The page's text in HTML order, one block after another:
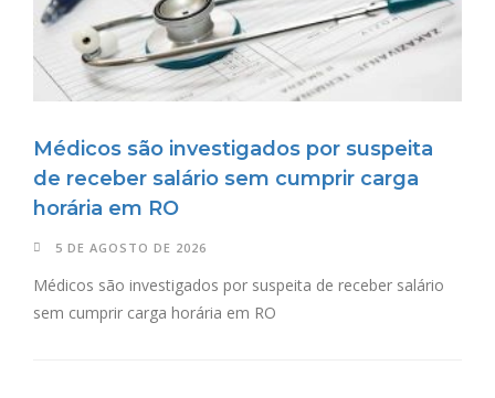
Médicos são investigados por suspeita
de receber salário sem cumprir carga
horária em RO
5 DE AGOSTO DE 2026
Médicos são investigados por suspeita de receber salário
sem cumprir carga horária em RO